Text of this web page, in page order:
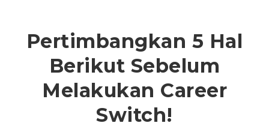
Pertimbangkan 5 Hal
Berikut Sebelum
Melakukan Career
Switch!